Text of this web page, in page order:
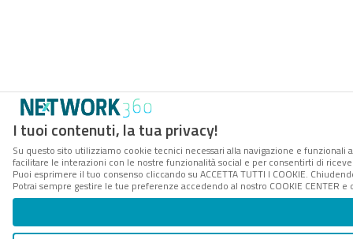
I tuoi contenuti, la tua privacy!
Su questo sito utilizziamo cookie tecnici necessari alla navigazione e
facilitare le interazioni con le nostre funzionalità social e per consentirti di
Puoi esprimere il tuo consenso cliccando su ACCETTA TUTTI I COOKIE.
Potrai sempre gestire le tue preferenze accedendo al nostro COOKIE